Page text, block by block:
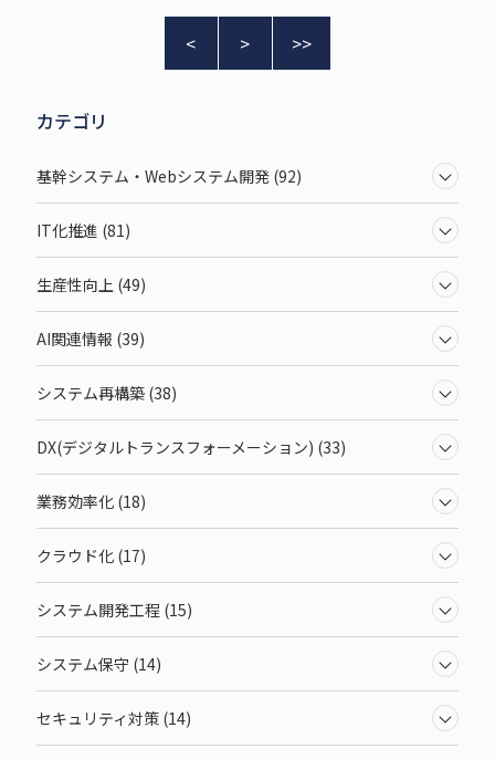
カテゴリ
基幹システム・Webシステム開発 (92)
IT化推進 (81)
生産性向上 (49)
AI関連情報 (39)
システム再構築 (38)
DX(デジタルトランスフォーメーション) (33)
業務効率化 (18)
クラウド化 (17)
システム開発工程 (15)
システム保守 (14)
セキュリティ対策 (14)
< > >>